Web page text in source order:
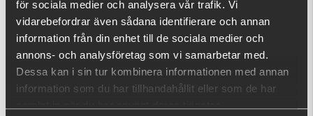
för sociala medier och analysera vår trafik. Vi
vidarebefordrar även sådana identifierare och annan
information från din enhet till de sociala medier och
annons- och analysföretag som vi samarbetar med.
Dessa kan i sin tur kombinera informationen med annan
information som du har tillhandahållit eller som de har
729 kr (837 kr) 699 kr (763 kr)